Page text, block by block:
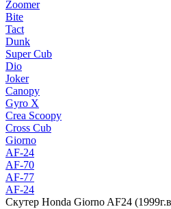
Zoomer
Bite
Tact
Dunk
Super Cub
Dio
Joker
Canopy
Gyro X
Crea Scoopy
Cross Cub
Giorno
AF-24
AF-70
AF-77
AF-24
Скутер Honda Giorno AF24